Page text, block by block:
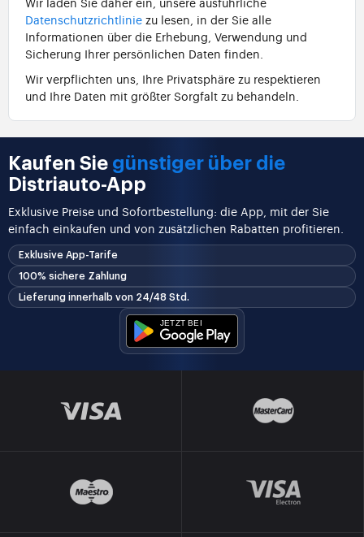
Datenschutzrichtlinie zu lesen, in der Sie alle
Informationen über die Erhebung, Verwendung und
Sicherung Ihrer persönlichen Daten finden.
Wir verpflichten uns, Ihre Privatsphäre zu respektieren
und Ihre Daten mit größter Sorgfalt zu behandeln.
Kaufen Sie günstiger über die
Distriauto-App
Exklusive Preise und Sofortbestellung: die App, mit der Sie
einfach einkaufen und von zusätzlichen Rabatten profitieren.
Exklusive App-Tarife
100% sichere Zahlung
Lieferung innerhalb von 24/48 Std.